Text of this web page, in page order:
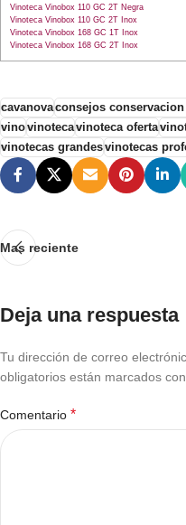
Vinoteca Vinobox 110 GC 2T Negra
Vinoteca Vinobox 110 GC 2T Inox
Vinoteca Vinobox 168 GC 1T Inox
Vinoteca Vinobox 168 GC 2T Inox
cavanovaconsejos
vinovinotecavinoteca oferta
vinotecas grandesvinotecas
Mas reciente
Deja una respuesta
Tu dirección de correo
obligatorios están marcados con
Comentario *